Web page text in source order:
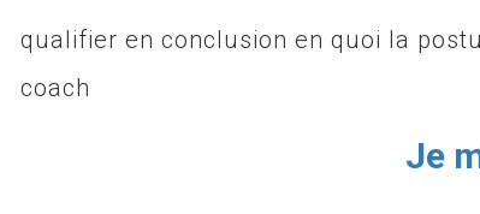
qualifier en conclusion en quoi la
coach
Je